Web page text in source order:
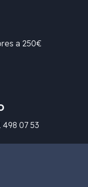
a 250€
07 53